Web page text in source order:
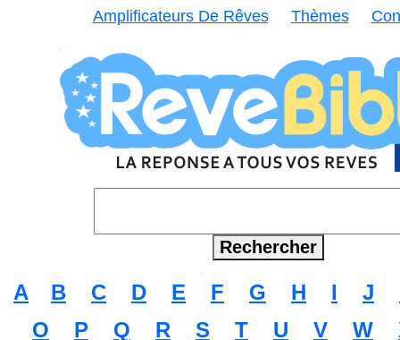
Amplificateurs De Rêves Thèmes
A B C D E F G H I J
O
P Q R S T U V W